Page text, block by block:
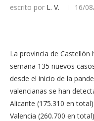
escrito por L. V. 16/
La provincia de
semana 135 nuevos
desde el inicio de la
valencianas se han
Alicante (175.310 en
Valencia (260.700 en